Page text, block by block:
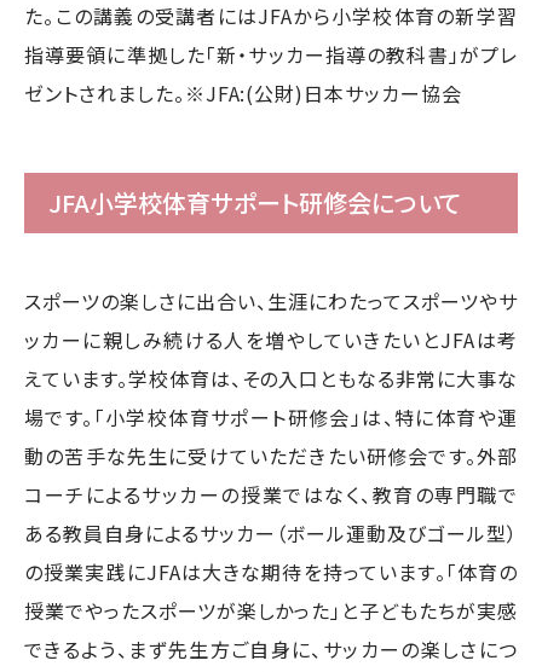
た。この講義の受講者にはJFAから小学校体育の新学習
指導要領に準拠した「新・サッカー指導の教科書」がプレ
ゼントされました。※JFA:(公財)日本サッカー協会
JFA小学校体育サポート研修会について
スポーツの楽しさに出合い、生涯にわたってスポーツやサ
ッカーに親しみ続ける人を増やしていきたいとJFAは考
えています。学校体育は、その入口ともなる非常に大事な
場です。「小学校体育サポート研修会」は、特に体育や運
動の苦手な先生に受けていただきたい研修会です。外部
コーチによるサッカーの授業ではなく、教育の専門職で
ある教員自身によるサッカー（ボール運動及びゴール型）
の授業実践にJFAは大きな期待を持っています。「体育の
授業でやったスポーツが楽しかった」と子どもたちが実感
できるよう、まず先生方ご自身に、サッカーの楽しさにつ